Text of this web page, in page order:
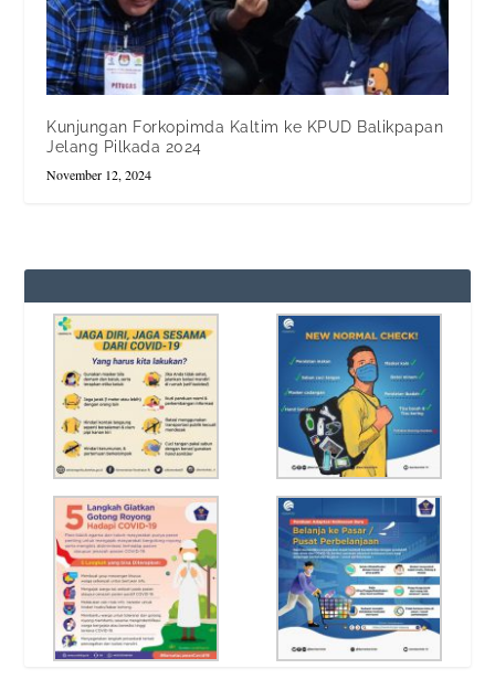
Kunjungan Forkopimda Kaltim ke KPUD Balikpapan
Jelang Pilkada 2024
November 12, 2024